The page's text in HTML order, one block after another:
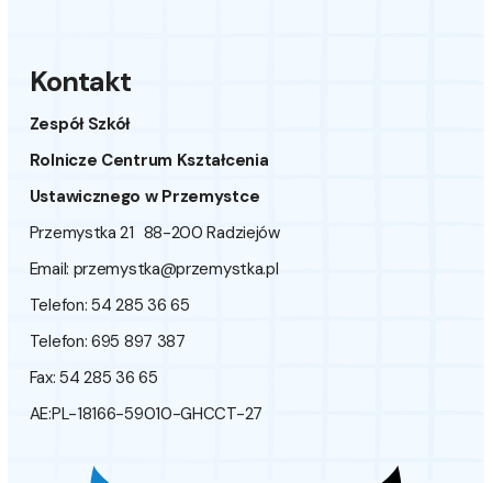
Kontakt
Zespół Szkół
Rolnicze Centrum Kształcenia
Ustawicznego w Przemystce
Przemystka 21 88-200 Radziejów
Email: przemystka@przemystka.pl
Telefon: 54 285 36 65
Telefon: 695 897 387
Fax: 54 285 36 65
AE:PL-18166-59010-GHCCT-27